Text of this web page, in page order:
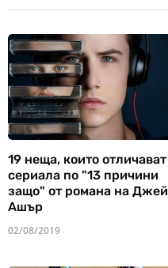
19 неща, които отличават
сериала по "13 причини
защо" от романа на Джей
Ашър
02/08/2019